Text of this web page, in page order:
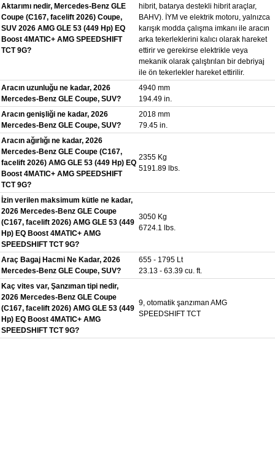
Aktarımı nedir, Mercedes-Benz GLE
Coupe (C167, facelift 2026) Coupe,
SUV 2026 AMG GLE 53 (449 Hp) EQ
Boost 4MATIC+ AMG SPEEDSHIFT
TCT 9G?
hibrit, batarya destekli hibrit araçlar,
BAHV). İYM ve elektrik motoru, yalnızca
karışık modda çalışma imkanı ile aracın
arka tekerleklerini kalıcı olarak hareket
ettirir ve gerekirse elektrikle veya
mekanik olarak çalıştırılan bir debriyaj
ile ön tekerlekler hareket ettirilir.
Aracın uzunluğu ne kadar, 2026
Mercedes-Benz GLE Coupe, SUV?
4940 mm
194.49 in.
Aracın genişliği ne kadar, 2026
Mercedes-Benz GLE Coupe, SUV?
2018 mm
79.45 in.
Aracın ağırlığı ne kadar, 2026
Mercedes-Benz GLE Coupe (C167,
facelift 2026) AMG GLE 53 (449 Hp) EQ
Boost 4MATIC+ AMG SPEEDSHIFT
TCT 9G?
2355 Kg
5191.89 lbs.
İzin verilen maksimum kütle ne kadar,
2026 Mercedes-Benz GLE Coupe
(C167, facelift 2026) AMG GLE 53 (449
Hp) EQ Boost 4MATIC+ AMG
SPEEDSHIFT TCT 9G?
3050 Kg
6724.1 lbs.
Araç Bagaj Hacmi Ne Kadar, 2026
Mercedes-Benz GLE Coupe, SUV?
655 - 1795 Lt
23.13 - 63.39 cu. ft.
Kaç vites var, Şanzıman tipi nedir,
2026 Mercedes-Benz GLE Coupe
(C167, facelift 2026) AMG GLE 53 (449
Hp) EQ Boost 4MATIC+ AMG
SPEEDSHIFT TCT 9G?
9, otomatik şanzıman AMG
SPEEDSHIFT TCT